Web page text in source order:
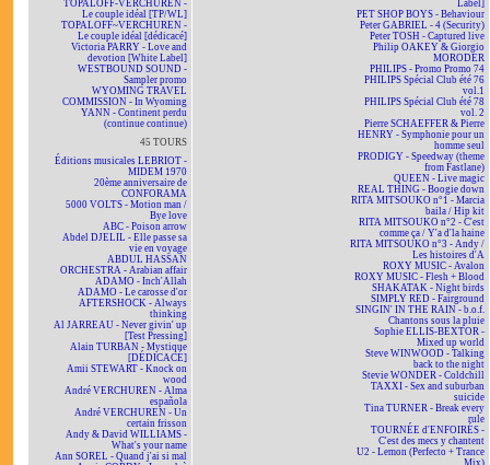
TOPALOFF-VERCHUREN -
Le couple idéal [TP/WL]
TOPALOFF~VERCHUREN -
Le couple idéal [dédicacé]
Victoria PARRY - Love and
devotion [White Label]
WESTBOUND SOUND -
Sampler promo
WYOMING TRAVEL
COMMISSION - In Wyoming
YANN - Continent perdu
(continue continue)
45 TOURS
Éditions musicales LEBRIOT -
MIDEM 1970
20ème anniversaire de
CONFORAMA
5000 VOLTS - Motion man /
Bye love
ABC - Poison arrow
Abdel DJELIL - Elle passe sa
vie en voyage
ABDUL HASSAN
ORCHESTRA - Arabian affair
ADAMO - Inch'Allah
ADAMO - Le carosse d'or
AFTERSHOCK - Always
thinking
Al JARREAU - Never givin' up
[Test Pressing]
Alain TURBAN - Mystique
[DÉDICACÉ]
Amii STEWART - Knock on
wood
André VERCHUREN - Alma
española
André VERCHUREN - Un
certain frisson
Andy & David WILLIAMS -
What's your name
Ann SOREL - Quand j'ai si mal
Label]
PET SHOP BOYS - Behaviour
Peter GABRIEL - 4 (Security)
Peter TOSH - Captured live
Philip OAKEY & Giorgio
MORODER
PHILIPS - Promo Promo 74
PHILIPS Spécial Club été 76
vol.1
PHILIPS Spécial Club été 78
vol. 2
Pierre SCHAEFFER & Pierre
HENRY - Symphonie pour un
homme seul
PRODIGY - Speedway (theme
from Fastlane)
QUEEN - Live magic
REAL THING - Boogie down
RITA MITSOUKO n°1 - Marcia
baila / Hip kit
RITA MITSOUKO n°2 - C'est
comme ça / Y'a d'la haine
RITA MITSOUKO n°3 - Andy /
Les histoires d'A
ROXY MUSIC - Avalon
ROXY MUSIC - Flesh + Blood
SHAKATAK - Night birds
SIMPLY RED - Fairground
SINGIN' IN THE RAIN - b.o.f.
Chantons sous la pluie
Sophie ELLIS-BEXTOR -
Mixed up world
Steve WINWOOD - Talking
back to the night
Stevie WONDER - Coldchill
TAXXI - Sex and suburban
suicide
Tina TURNER - Break every
rule
TOURNÉE d'ENFOIRÉS -
C'est des mecs y chantent
U2 - Lemon (Perfecto + Trance
Mix)